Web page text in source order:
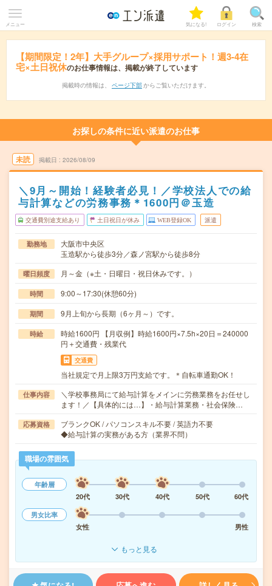
メニュー 気になる! ログイン 検索
【期間限定！2年】大手グループ×採用サポート！週3-4在
宅×土日祝休のお仕事情報は、掲載が終了しています
掲載時の情報は、 ページ下部 からご覧いただけます。
お探しの条件に近い派遣のお仕事
未読 掲載日 2026/08/09
＼9月～開始！経験者必見！／学校法人での給
与計算などの労務事務＊1600円＠玉造
交通費別途支給あり 土日祝日が休み WEB登録OK 派遣
勤務地
大阪市中央区
玉造駅から徒歩3分／森ノ宮駅から徒歩8分
曜日頻度 月～金（※土・日曜日・祝日休みです。）
時間 9:00～17:30(休憩60分)
期間 9月上旬から長期（6ヶ月～）です。
時給
時給1600円 【月収例】時給1600円×7.5h×20日＝240000
円＋交通費・残業代
交通費
当社規定で月上限3万円支給です。＊自転車通勤OK！
仕事内容
＼学校事務局にて給与計算をメインに労務業務をお任せし
ます！／【具体的には…】・給与計算業務・社会保険…
応募資格
ブランクOK / パソコンスキル不要 / 英語力不要
◆給与計算の実務がある方（業界不問）
職場の雰囲気
年齢層
20代
30代 40代 50代
60代
男女比率
女性
男性
もっと見る